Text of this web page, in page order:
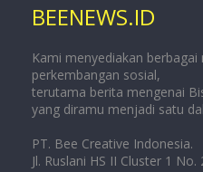
BEENEWS.ID
Kami menyediakan
perkembangan sosial,
terutama berita mengenai
yang diramu menjadi satu
PT. Bee Creative Indonesia.
Jl. Ruslani HS II Cluster 1 No.